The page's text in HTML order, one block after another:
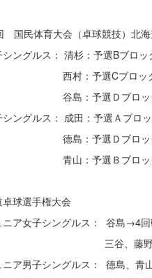
国民体育大会（卓球競技）北海
ングルス： 清杉：予選Bブロ
：予選Cブロック
：予選Ｄブロック
ングルス： 成田：予選Ａブロ
：予選Ｄブロック
：予選Ｂブロック
球選手権大会
ア女子シングルス： 谷島→4回
、藤野、畠→2
ア男子シングルス： 德島、青